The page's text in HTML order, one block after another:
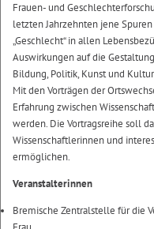
Frauen- und
letzten Jahrzehnten jene
„Geschlecht“ in allen
Auswirkungen auf die
Bildung, Politik, Kunst und
Mit den Vorträgen der
Erfahrung zwischen
werden. Die Vortragsreihe soll
Wissenschaftlerinnen und
ermöglichen.
Veranstalterinnen
Bremische Zentralstelle für die